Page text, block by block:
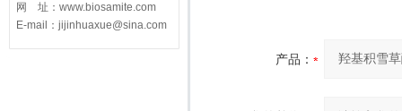
网 址：www.biosamite.com
E-mail：jijinhuaxue@sina.com
产品：